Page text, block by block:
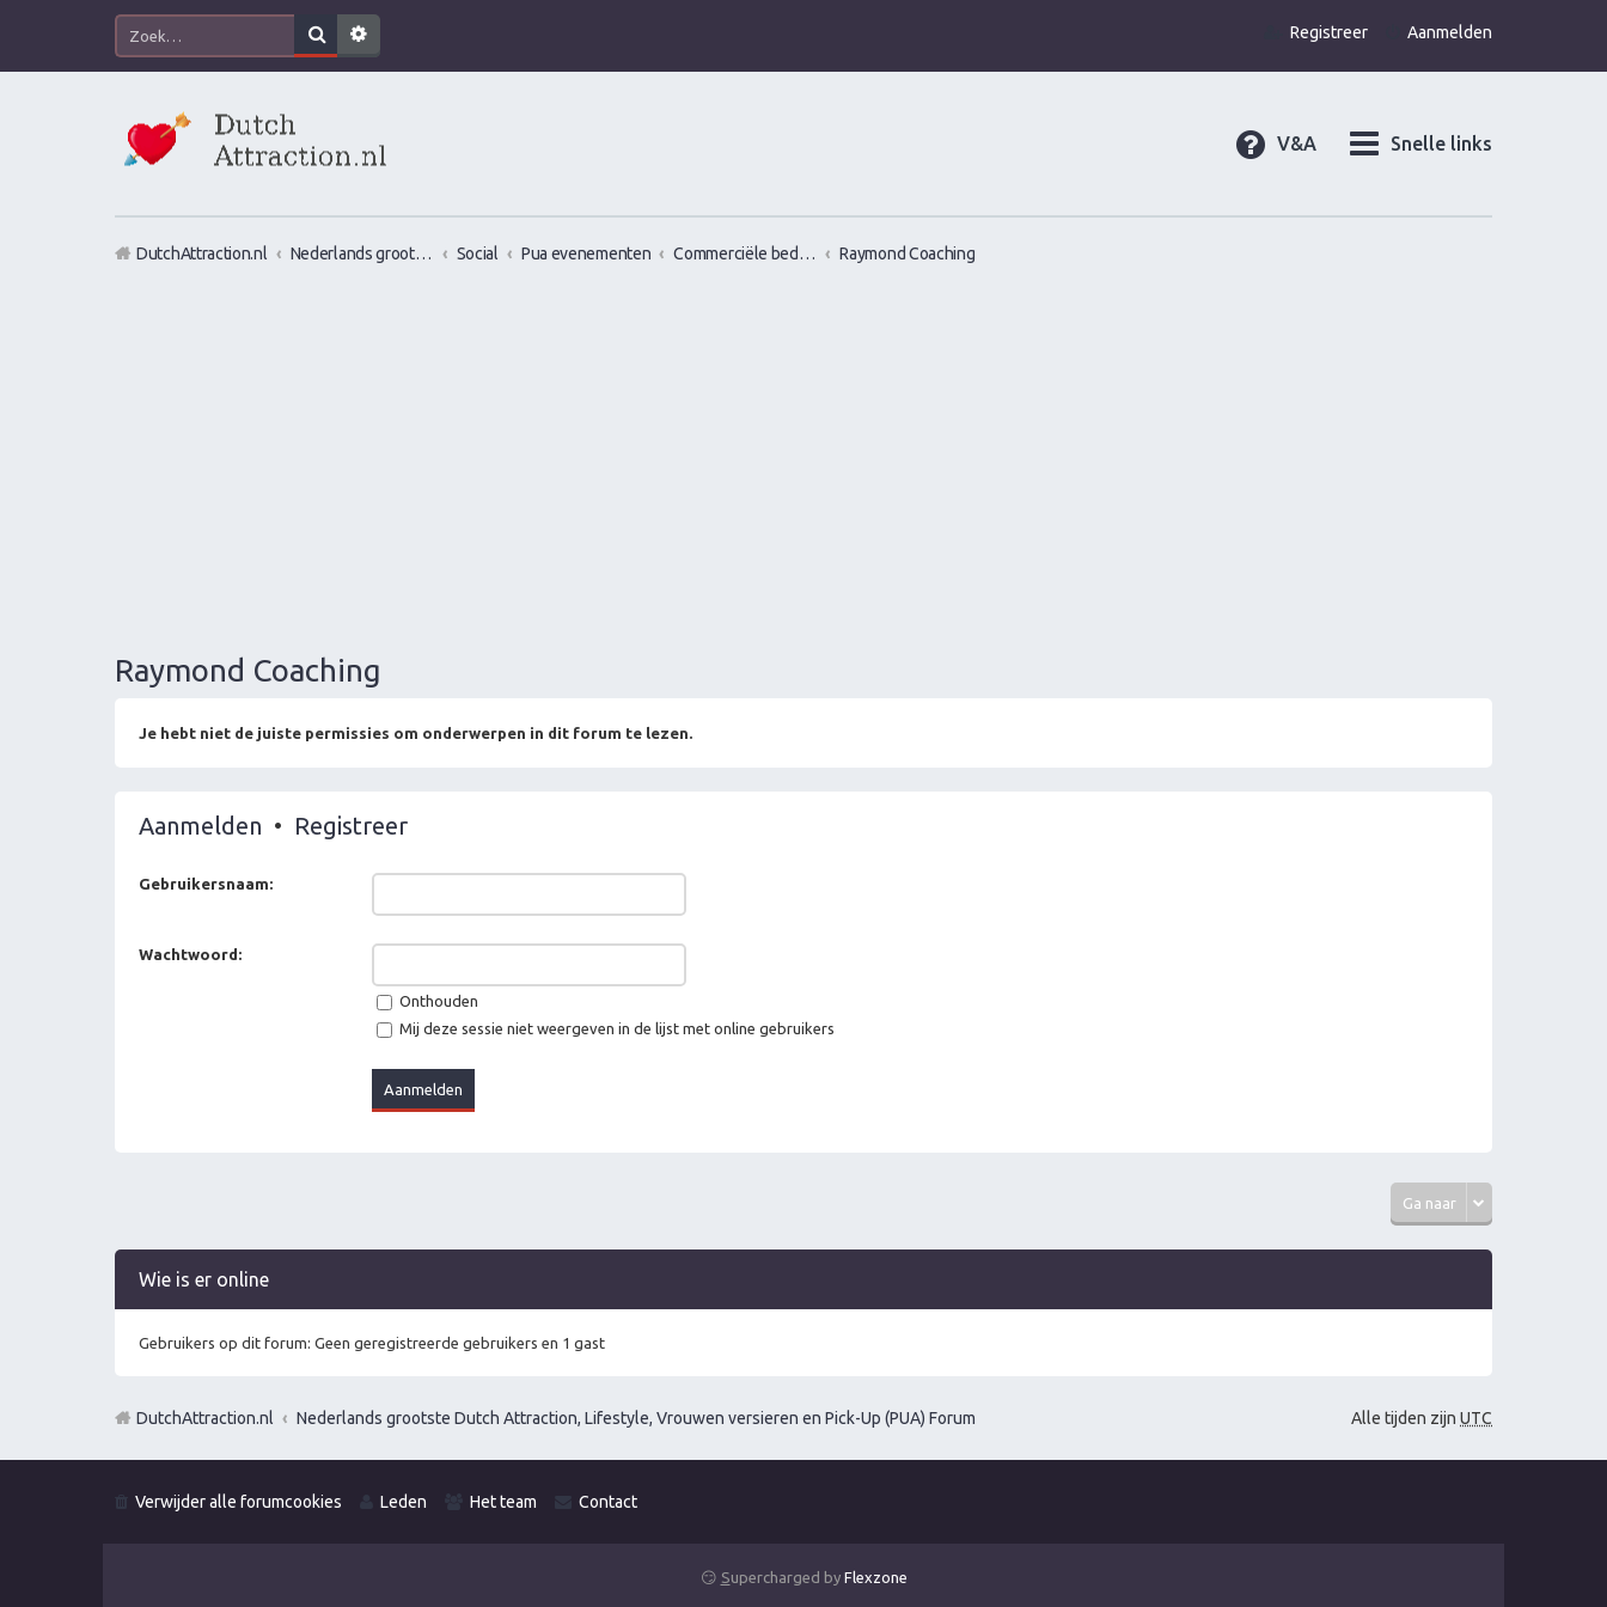
Aanmelden
Registreer
Snelle links
V&A
DutchAttraction.nl Nederlands grootste Dutch Attraction, Lifestyle, Vrouwen versieren en Pick-Up (PUA) Forum Social Pua evenementen Commerciële bedrijven / Reviews van versier workshops en pick up bootcamps Raymond Coaching
Raymond Coaching
Je hebt niet de juiste permissies om onderwerpen in dit forum te lezen.
Aanmelden • Registreer
Gebruikersnaam:
Wachtwoord:
Onthouden
Mij deze sessie niet weergeven in de lijst met online gebruikers
Ga naar
Wie is er online
Gebruikers op dit forum: Geen geregistreerde gebruikers en 1 gast
Alle tijden zijn UTC
DutchAttraction.nl Nederlands grootste Dutch Attraction, Lifestyle, Vrouwen versieren en Pick-Up (PUA) Forum
Verwijder alle forumcookies Leden Het team Contact
😏 Supercharged by Flexzone